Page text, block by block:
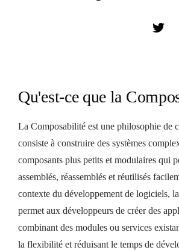
Qu'est-ce que la
La Composabilité est une philosophie de
consiste à construire des systèmes
composants plus petits et modulaires qui
assemblés, réassemblés et réutilisés
contexte du développement de logiciels,
permet aux développeurs de créer des
combinant des modules ou services
la flexibilité et réduisant le temps de